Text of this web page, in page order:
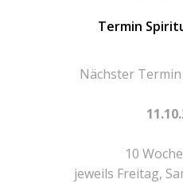
Termin
Nächster
10
jeweils Freitag,